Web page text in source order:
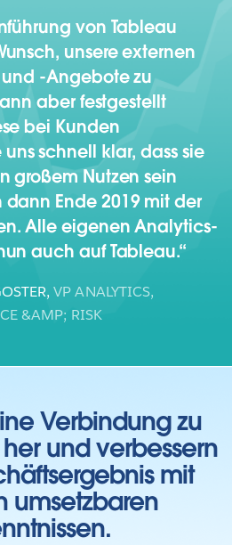
von Tableau
unsere externen
-Angebote zu
aber festgestellt
bei Kunden
schnell klar, dass sie
großem Nutzen sein
Ende 2019 mit der
Alle eigenen Analytics-
auch auf Tableau.
, VP ANALYTICS,
&AMP; RISK
Verbindung zu
und verbessern
mit
umsetzbaren